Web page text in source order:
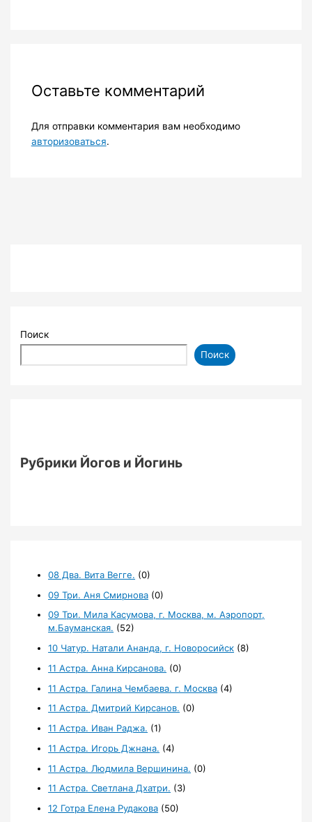
Оставьте комментарий
Для отправки комментария вам необходимо
авторизоваться.
Поиск
Поиск
Рубрики Йогов и Йогинь
08 Два. Вита Вегге. (0)
09 Три. Аня Смирнова (0)
09 Три. Мила Касумова, г. Москва, м. Аэропорт,
м.Бауманская. (52)
10 Чатур. Натали Ананда, г. Новоросийск (8)
11 Астра. Анна Кирсанова. (0)
11 Астра. Галина Чембаева. г. Москва (4)
11 Астра. Дмитрий Кирсанов. (0)
11 Астра. Иван Раджа. (1)
11 Астра. Игорь Джнана. (4)
11 Астра. Людмила Вершинина. (0)
11 Астра. Светлана Дхатри. (3)
12 Готра Елена Рудакова (50)